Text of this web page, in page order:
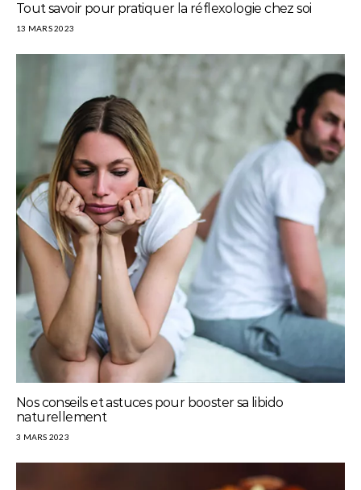
Tout savoir pour pratiquer la réflexologie chez soi
13 MARS 2023
Nos conseils et astuces pour booster sa libido
naturellement
3 MARS 2023